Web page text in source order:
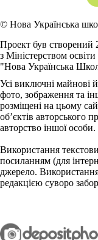
© Нова Українська
Проект був створений
з Міністерством
"Нова Українська
Усі виключні майнові
фото, зображення та
розміщені на цьому
об’єктів авторського
авторство іншої особи.
Використання
посиланням (для
джерело.
редакцією суворо